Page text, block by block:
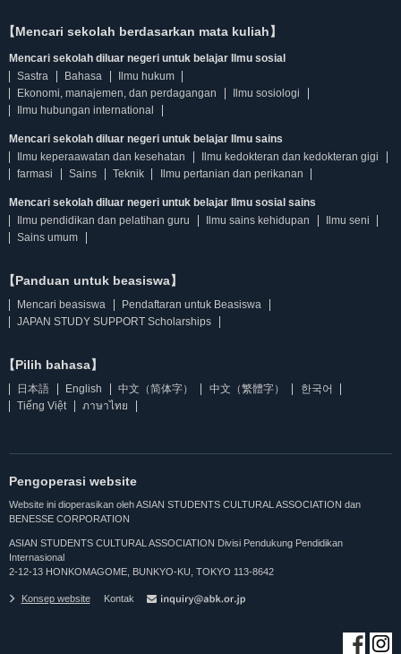
【Mencari sekolah berdasarkan mata kuliah】
Mencari sekolah diluar negeri untuk belajar Ilmu sosial
Sastra
Bahasa
Ilmu hukum
Ekonomi, manajemen, dan perdagangan
Ilmu sosiologi
Ilmu hubungan international
Mencari sekolah diluar negeri untuk belajar Ilmu sains
Ilmu keperaawatan dan kesehatan
Ilmu kedokteran dan kedokteran gigi
farmasi
Sains Teknik Ilmu pertanian dan perikanan
Mencari sekolah diluar negeri untuk belajar Ilmu sosial sains
Ilmu pendidikan dan pelatihan guru
Ilmu sains kehidupan
Ilmu seni
Sains umum
【Panduan untuk beasiswa】
Mencari beasiswa
Pendaftaran untuk Beasiswa
JAPAN STUDY SUPPORT Scholarships
【Pilih bahasa】
日本語 English 中文（简体字） 中文（繁體字）
한국어
Tiếng Việt
ภาษาไทย
Pengoperasi website
Website ini dioperasikan oleh ASIAN STUDENTS CULTURAL ASSOCIATION dan
BENESSE CORPORATION
ASIAN STUDENTS CULTURAL ASSOCIATION Divisi Pendukung Pendidikan
Internasional
2-12-13 HONKOMAGOME, BUNKYO-KU, TOKYO 113-8642
Konsep website Kontak